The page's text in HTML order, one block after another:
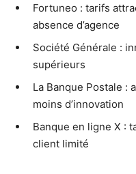
Fortuneo : tarifs
absence d’agence
Société Générale :
supérieurs
La Banque Postale :
moins d’innovation
Banque en ligne X :
client limité